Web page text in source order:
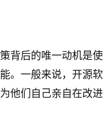
背后的唯一动机是使
。一般来说，开源软
他们自己亲自在改进